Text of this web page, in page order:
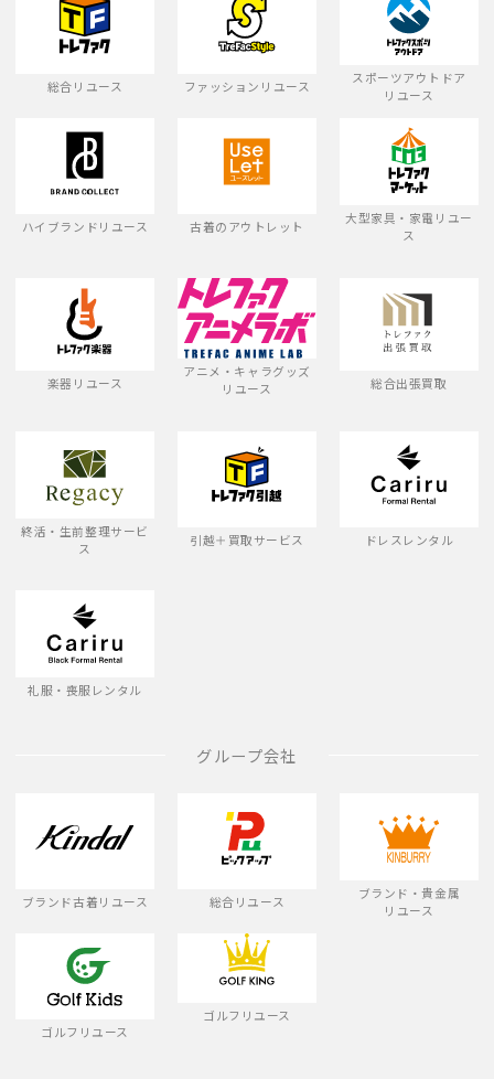
総合リユース ファッションリユース
スポーツアウトドア
リユース
ハイブランドリユース 古着のアウトレット
大型家具・家電リユー
ス
楽器リユース
アニメ・キャラグッズ
リユース
総合出張買取
終活・生前整理サービ
ス
引越＋買取サービス ドレスレンタル
礼服・喪服レンタル
グループ会社
ブランド古着リユース 総合リユース
ブランド・貴金属
リユース
ゴルフリユース
ゴルフリユース